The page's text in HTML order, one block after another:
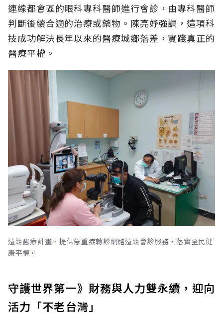
連線都會區的眼科專科醫師進行會診，由專科醫師
判斷後續合適的治療或藥物。陳亮妤強調，這項科
技成功解決長年以來的醫療城鄉落差，實踐真正的
醫療平權。
遠距醫療計畫，提供急重症轉診網絡遠距會診服務，落實全民健
康平權。
守護世界第一》財務與人力雙永續，迎向
活力「不老台灣」